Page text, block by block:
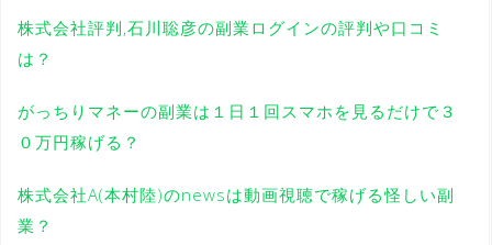
株式会社評判,石川聡彦の副業ログインの評判や口コミ
は？
がっちりマネーの副業は１日１回スマホを見るだけで３
０万円稼げる？
株式会社A(本村陸)のnewsは動画視聴で稼げる怪しい副
業？